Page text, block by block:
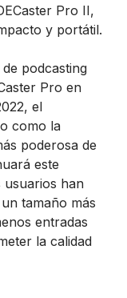
Pro II,
y portátil.
podcasting
Pro en
el
como la
poderosa de
este
usuarios han
tamaño más
entradas
la calidad